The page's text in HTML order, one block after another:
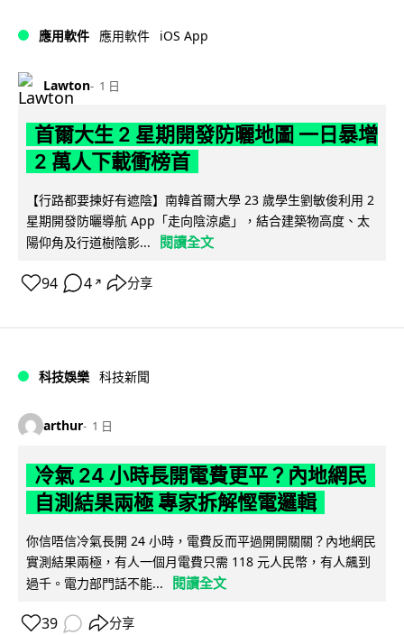
應用軟件 應用軟件 iOS App
Lawton 1 日
首爾大生 2 星期開發防曬地圖 一日暴增
2 萬人下載衝榜首
【行路都要揀好有遮陰】南韓首爾大學 23 歲學生劉敏俊利用 2
星期開發防曬導航 App「走向陰涼處」，結合建築物高度、太
陽仰角及行道樹陰影...
閱讀全文
94 4 ↗ 分享
科技娛樂 科技新聞
arthur 1 日
冷氣 24 小時長開電費更平？內地網民
自測結果兩極 專家拆解慳電邏輯
你信唔信冷氣長開 24 小時，電費反而平過開開關關？內地網民
實測結果兩極，有人一個月電費只需 118 元人民幣，有人飆到
過千。電力部門話不能...
閱讀全文
39 分享